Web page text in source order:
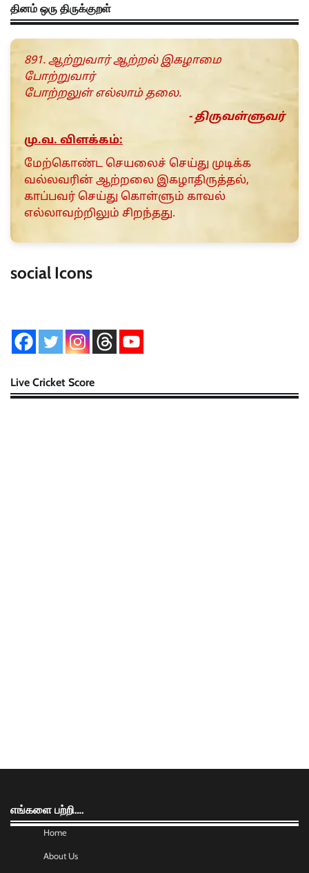
தினம் ஒரு திருக்குறள்
891. ஆற்றுவார் ஆற்றல் இகழாமை
போற்றுவார்
போற்றலுள் எல்லாம் தலை.
- திருவள்ளுவர்
மு.வ. விளக்கம்:
மேற்கொண்ட செயலைச் செய்து முடிக்க
வல்லவரின் ஆற்றலை இகழாதிருத்தல்,
காப்பவர் செய்து கொள்ளும் காவல்
எல்லாவற்றிலும் சிறந்தது.
social Icons
Live Cricket Score
எங்களை பற்றி….
Home
About Us